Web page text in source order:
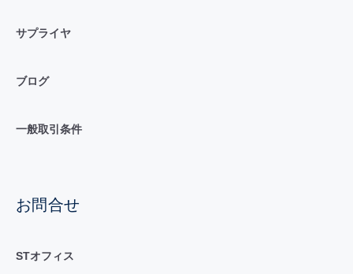
サプライヤ
ブログ
一般取引条件
お問合せ
STオフィス